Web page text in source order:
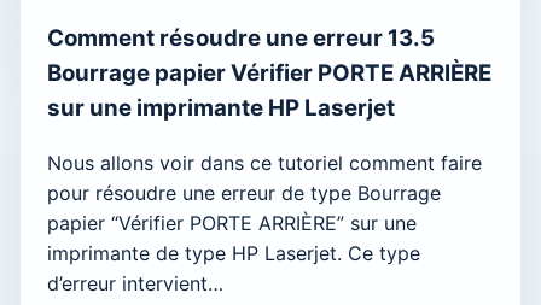
Comment résoudre une erreur 13.5
Bourrage papier Vérifier PORTE ARRIÈRE
sur une imprimante HP Laserjet
Nous allons voir dans ce tutoriel comment faire
pour résoudre une erreur de type Bourrage
papier “Vérifier PORTE ARRIÈRE” sur une
imprimante de type HP Laserjet. Ce type
d’erreur intervient…